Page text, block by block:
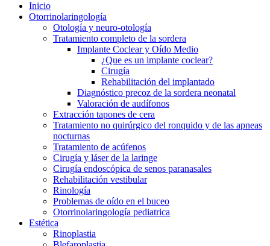
Inicio
Otorrinolaringología
Otología y neuro-otología
Tratamiento completo de la sordera
Implante Coclear y Oído Medio
¿Que es un implante coclear?
Cirugía
Rehabilitación del implantado
Diagnóstico precoz de la sordera neonatal
Valoración de audífonos
Extracción tapones de cera
Tratamiento no quirúrgico del ronquido y de las apneas
nocturnas
Tratamiento de acúfenos
Cirugía y láser de la laringe
Cirugía endoscópica de senos paranasales
Rehabilitación vestibular
Rinología
Problemas de oído en el buceo
Otorrinolaringología pediatrica
Estética
Rinoplastia